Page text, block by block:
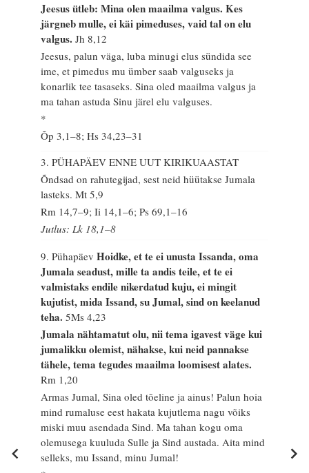
Jeesus ütleb: Mina olen maailma valgus. Kes
järgneb mulle, ei käi pimeduses, vaid tal on elu
valgus.Jh 8,12
Jeesus, palun väga, luba minugi elus sündida see
ime, et pimedus mu ümber saab valguseks ja
konarlik tee tasaseks. Sina oled maailma valgus ja
ma tahan astuda Sinu järel elu valguses.
*
Õp 3,1–8; Hs 34,23–31
3. PÜHAPÄEV ENNE UUT KIRIKUAASTAT
Õndsad on rahutegijad, sest neid hüütakse Jumala
lasteks.Mt 5,9
Rm 14,7–9; Ii 14,1–6; Ps 69,1–16
Jutlus: Lk 18,1–8
9. PühapäevHoidke, et te ei unusta Issanda, oma
Jumala seadust, mille ta andis teile, et te ei
valmistaks endile nikerdatud kuju, ei mingit
kujutist, mida Issand, su Jumal, sind on keelanud
teha.5Ms 4,23
Jumala nähtamatut olu, nii tema igavest väge kui
jumalikku olemist, nähakse, kui neid pannakse
tähele, tema tegudes maailma loomisest alates.
Rm 1,20
Armas Jumal, Sina oled tõeline ja ainus! Palun hoia
mind rumaluse eest hakata kujutlema nagu võiks
miski muu asendada Sind. Ma tahan kogu oma
olemusega kuuluda Sulle ja Sind austada. Aita mind
selleks, mu Issand, minu Jumal!